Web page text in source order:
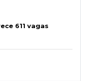
611 vagas